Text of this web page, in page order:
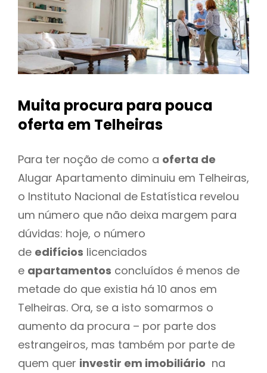
Muita procura para pouca
oferta em Telheiras
Para ter noção de como a oferta de
Alugar Apartamento diminuiu em Telheiras,
o Instituto Nacional de Estatística revelou
um número que não deixa margem para
dúvidas: hoje, o número
de edifícios licenciados
e apartamentos concluídos é menos de
metade do que existia há 10 anos em
Telheiras. Ora, se a isto somarmos o
aumento da procura – por parte dos
estrangeiros, mas também por parte de
quem quer investir em imobiliário na